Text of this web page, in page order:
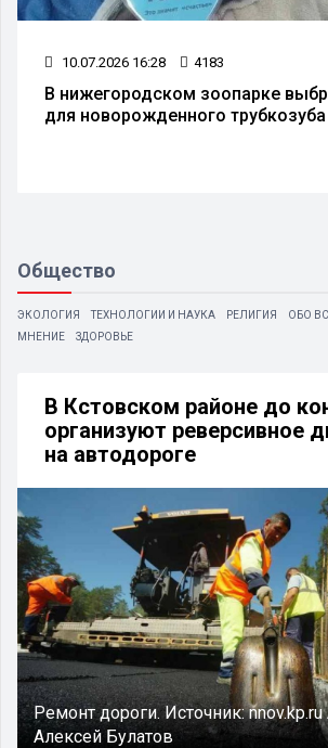
10.07.2026 16:28 4183
В нижегородском зоопарке
для новорожденного трубкозуба
Общество
ЭКОЛОГИЯ ТЕХНОЛОГИИ И НАУКА РЕЛИГИЯ ОБО
МНЕНИЕ
ЗДОРОВЬЕ
В Кстовском районе до
организуют реверсивное
на автодороге
Ремонт дороги.Источник:nnov.kp.ru
Алексей Булатов